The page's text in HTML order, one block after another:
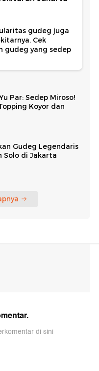
gudeg juga
Cek
gudeg yang sedep
Par: Sedep Miroso!
Koyor dan
Gudeg Legendaris
Solo di Jakarta
di sini